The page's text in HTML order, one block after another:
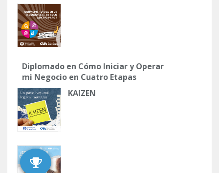
Diplomado en Cómo Iniciar y Operar
mi Negocio en Cuatro Etapas
KAIZEN